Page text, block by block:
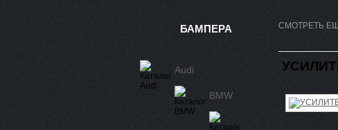
СМОТРЕТЬ
БАМПЕРА
Audi
BMW